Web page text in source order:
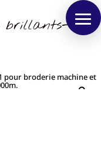
brillants-